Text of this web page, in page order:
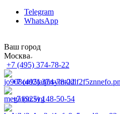
Telegram
WhatsApp
Ваш город
Москва
+7 (495) 374-78-22
+7 (495) 374-78-22
+7 (925) 148-50-54